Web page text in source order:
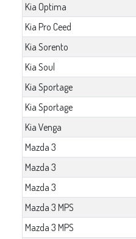
Kia Optima
Kia Pro Ceed
Kia Sorento
Kia Soul
Kia Sportage
Kia Sportage
Kia Venga
Mazda 3
Mazda 3
Mazda 3
Mazda 3 MPS
Mazda 3 MPS